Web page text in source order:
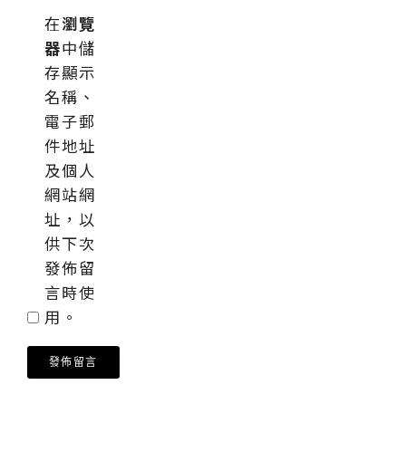
在瀏覽
器中儲
存顯示
名稱、
電子郵
件地址
及個人
網站網
址，以
供下次
發佈留
言時使
用。